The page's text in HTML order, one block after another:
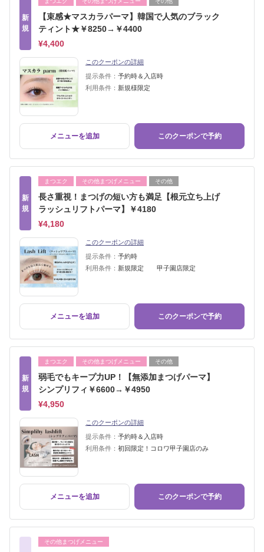
新
規
【束感★マスカラパーマ】韓国で人気のブラック
ティント★￥8250→￥4400
¥4,400
このクーポンの詳細
提示条件： 予約時＆入店時
利用条件： 新規様限定
メニューを追加 このクーポンで予約
新
規
まつエク その他まつげメニュー その他
長さ重視！まつげの短い方も満足【根元立ち上げ
ラッシュリフトパーマ】￥4180
¥4,180
このクーポンの詳細
提示条件： 予約時
利用条件： 新規限定 甲子園店限定
メニューを追加 このクーポンで予約
新
規
まつエク その他まつげメニュー その他
弱毛でもキープ力UP！【無添加まつげパーマ】
シンプリフィ￥6600→￥4950
¥4,950
このクーポンの詳細
提示条件： 予約時＆入店時
利用条件： 初回限定！コロワ甲子園店のみ
メニューを追加 このクーポンで予約
その他まつげメニュー